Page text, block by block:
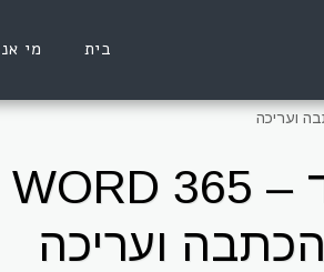
בית מי
הכתבה ועריכה